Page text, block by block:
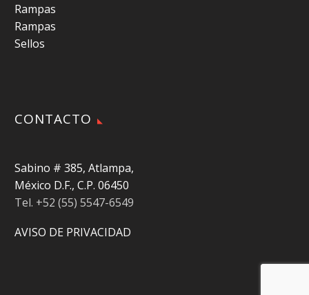
Rampas
Rampas
Sellos
CONTACTO
Sabino # 385, Atlampa,
México D.F., C.P. 06450
Tel. +52 (55) 5547-6549
AVISO DE PRIVACIDAD